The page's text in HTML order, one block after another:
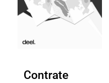
Contrate